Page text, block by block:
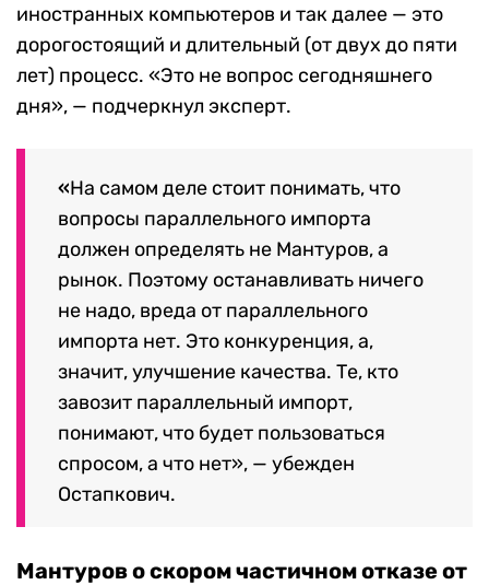
иностранных компьютеров и так далее — это
дорогостоящий и длительный (от двух до пяти
лет) процесс. «Это не вопрос сегодняшнего
дня», — подчеркнул эксперт.
«На самом деле стоит понимать, что
вопросы параллельного импорта
должен определять не Мантуров, а
рынок. Поэтому останавливать ничего
не надо, вреда от параллельного
импорта нет. Это конкуренция, а,
значит, улучшение качества. Те, кто
завозит параллельный импорт,
понимают, что будет пользоваться
спросом, а что нет», — убежден
Остапкович.
Мантуров о скором частичном отказе от